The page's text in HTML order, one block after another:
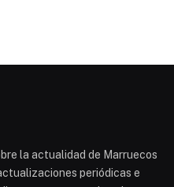
la actualidad de Marruecos
periódicas e